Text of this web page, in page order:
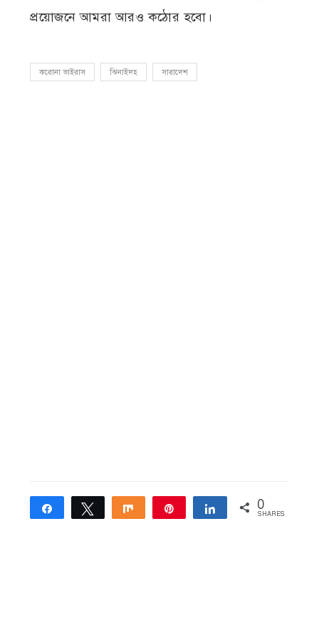
প্রয়োজনে আমরা আরও কঠোর হবো।
করোনা ভাইরাস ঝিনাইদহ সারাদেশ
Share Tweet Share Share 0
SHARES